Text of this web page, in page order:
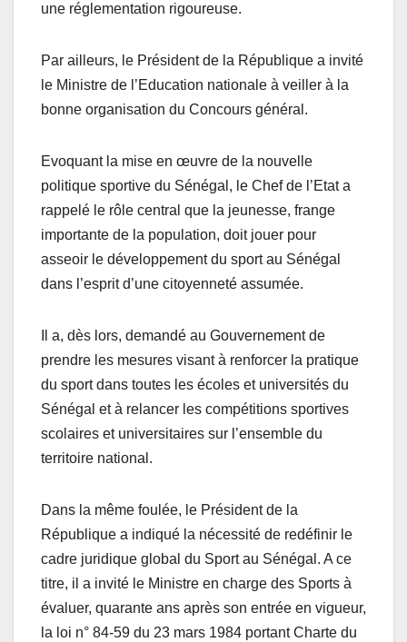
une réglementation rigoureuse.
Par ailleurs, le Président de la République a invité
le Ministre de l’Education nationale à veiller à la
bonne organisation du Concours général.
Evoquant la mise en œuvre de la nouvelle
politique sportive du Sénégal, le Chef de l’Etat a
rappelé le rôle central que la jeunesse, frange
importante de la population, doit jouer pour
asseoir le développement du sport au Sénégal
dans l’esprit d’une citoyenneté assumée.
Il a, dès lors, demandé au Gouvernement de
prendre les mesures visant à renforcer la pratique
du sport dans toutes les écoles et universités du
Sénégal et à relancer les compétitions sportives
scolaires et universitaires sur l’ensemble du
territoire national.
Dans la même foulée, le Président de la
République a indiqué la nécessité de redéfinir le
cadre juridique global du Sport au Sénégal. A ce
titre, il a invité le Ministre en charge des Sports à
évaluer, quarante ans après son entrée en vigueur,
la loi n° 84-59 du 23 mars 1984 portant Charte du